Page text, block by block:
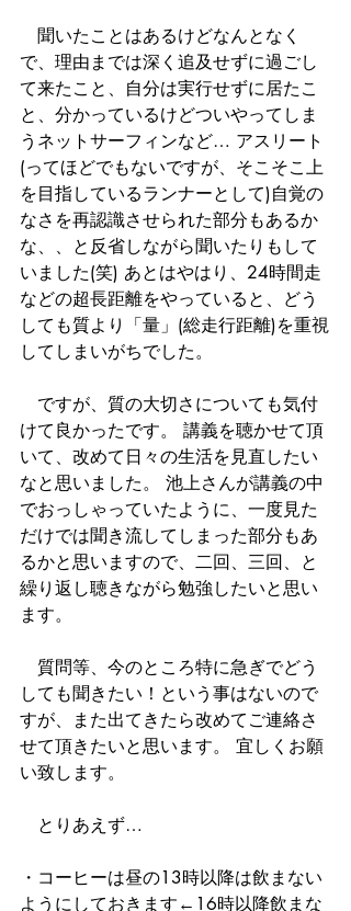
聞いたことはあるけどなんとなく
で、理由までは深く追及せずに過ごし
て来たこと、自分は実行せずに居たこ
と、分かっているけどついやってしま
うネットサーフィンなど… アスリート
(ってほどでもないですが、そこそこ上
を目指しているランナーとして)自覚の
なさを再認識させられた部分もあるか
な、、と反省しながら聞いたりもして
いました(笑) あとはやはり、24時間走
などの超長距離をやっていると、どう
しても質より「量」(総走行距離)を重視
してしまいがちでした。
ですが、質の大切さについても気付
けて良かったです。 講義を聴かせて頂
いて、改めて日々の生活を見直したい
なと思いました。 池上さんが講義の中
でおっしゃっていたように、一度見た
だけでは聞き流してしまった部分もあ
るかと思いますので、二回、三回、と
繰り返し聴きながら勉強したいと思い
ます。
質問等、今のところ特に急ぎでどう
しても聞きたい！という事はないので
すが、また出てきたら改めてご連絡さ
せて頂きたいと思います。 宜しくお願
い致します。
とりあえず…
・コーヒーは昼の13時以降は飲まない
ようにしておきます←16時以降飲まな